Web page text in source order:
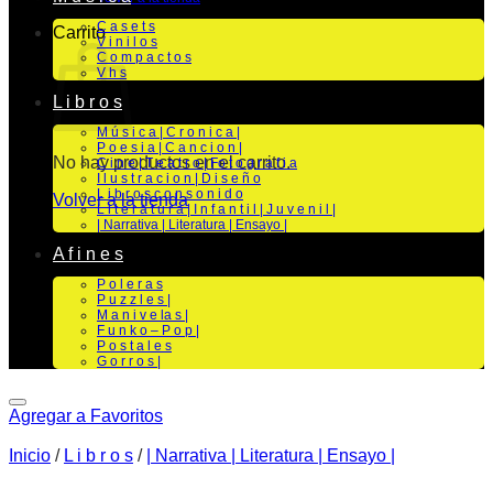
Carrito
No hay productos en el carrito.
Volver a la tienda
C a s e t s
V i n i l o s
C o m p a c t o s
V h s
L i b r o s
M ú s i c a | C r o n i c a |
P o e s i a | C a n c i o n |
C i n e | T e a t r o | Fo t o g r a f i a
I l u s t r a c i o n | D i s e ñ o
L i b r o s c o n s o n i d o
L i t e r a t u r a | I n f a n t i l | J u v e n i l |
| Narrativa | Literatura | Ensayo |
A f i n e s
P o l e r a s
P u z z l e s |
M a n i v e la s |
F u n k o – P o p |
P o s t a l e s
G o r r o s |
Agregar a Favoritos
Inicio / L i b r o s / | Narrativa | Literatura | Ensayo |